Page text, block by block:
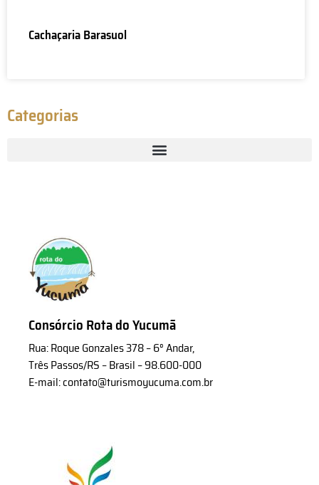
Cachaçaria Barasuol
Categorias
Consórcio Rota do Yucumã
Rua: Roque Gonzales 378 – 6° Andar,
Três Passos/RS – Brasil – 98.600-000
E-mail: contato@turismoyucuma.com.br